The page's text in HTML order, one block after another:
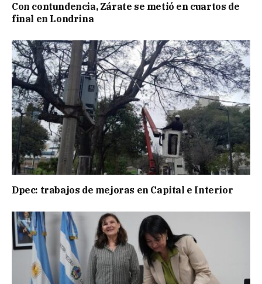
Con contundencia, Zárate se metió en cuartos de
final en Londrina
Dpec: trabajos de mejoras en Capital e Interior